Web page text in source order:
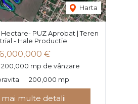
Harta
PUZ Aprobat | Teren
- Hale Productie
€
mp de vânzare
200,000 mp
mai multe detalii